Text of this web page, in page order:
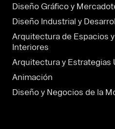
Diseño Gráfico y
Diseño Industrial y
Arquitectura de Espacios
Interiores
Arquitectura y Estrategias
Animación
Diseño y Negocios de la